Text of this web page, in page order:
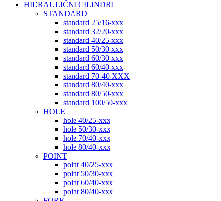
HIDRAULIČNI CILINDRI
STANDARD
standard 25/16-xxx
standard 32/20-xxx
standard 40/25-xxx
standard 50/30-xxx
standard 60/30-xxx
standard 60/40-xxx
standard 70-40-XXX
standard 80/40-xxx
standard 80/50-xxx
standard 100/50-xxx
HOLE
hole 40/25-xxx
hole 50/30-xxx
hole 70/40-xxx
hole 80/40-xxx
POINT
point 40/25-xxx
point 50/30-xxx
point 60/40-xxx
point 80/40-xxx